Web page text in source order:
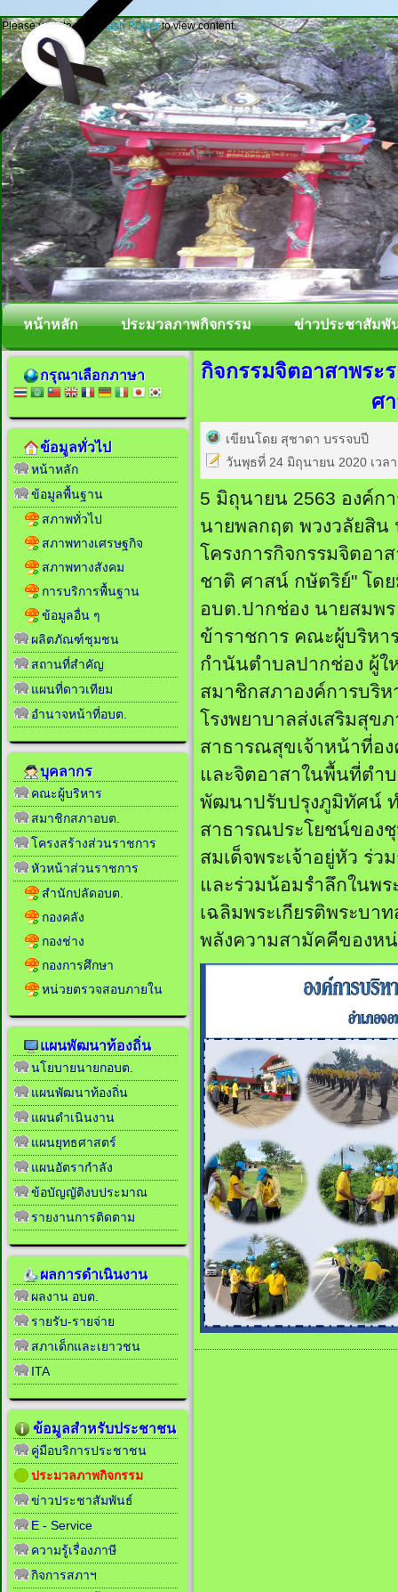
Please update your Flash Playerto view content.
หน้าหลัก ประมวลภาพกิจกรรม ข่าวประชาสัมพั
กิจกรรมจิตอาสาพระ
ศ
เขียนโดย สุชาดา บรรจบปี
วันพุธที่ 24 มิถุนายน 2020 เวล
5 มิถุนายน 2563 องค์ก
นายพลกฤต พวงวลัยสิน
โครงการกิจกรรมจิตอา
ชาติ ศาสน์ กษัตริย์" โด
อบต.ปากช่อง นายสมพ
ข้าราชการ คณะผู้บริหา
กำนันตำบลปากช่อง ผู้
สมาชิกสภาองค์การบริ
โรงพยาบาลส่งเสริมสุข
สาธารณสุขเจ้าหน้าที่อ
และจิตอาสาในพื้นที่ตำ
พัฒนาปรับปรุงภูมิทัศน์
สาธารณประโยชน์ของ
สมเด็จพระเจ้าอยู่หัว ร่
และร่วมน้อมรำลึกในพ
เฉลิมพระเกียรติพระบา
พลังความสามัคคีของห
กรุณาเลือกภาษา
ข้อมูลทั่วไป
หน้าหลัก
ข้อมูลพื้นฐาน
สภาพทั่วไป
สภาพทางเศรษฐกิจ
สภาพทางสังคม
การบริการพื้นฐาน
ข้อมูลอื่น ๆ
ผลิตภัณฑ์ชุมชน
สถานที่สำคัญ
แผนที่ดาวเทียม
อำนาจหน้าที่อบต.
บุคลากร
คณะผู้บริหาร
สมาชิกสภาอบต.
โครงสร้างส่วนราชการ
หัวหน้าส่วนราชการ
สำนักปลัดอบต.
กองคลัง
กองช่าง
กองการศึกษา
หน่วยตรวจสอบภายใน
แผนพัฒนาท้องถิ่น
นโยบายนายกอบต.
แผนพัฒนาท้องถิ่น
แผนดำเนินงาน
แผนยุทธศาสตร์
แผนอัตรากำลัง
ข้อบัญญัติงบประมาณ
รายงานการติดตาม
ผลการดำเนินงาน
ผลงาน อบต.
รายรับ-รายจ่าย
สภาเด็กและเยาวชน
ITA
ข้อมูลสำหรับประชาชน
คู่มือบริการประชาชน
ประมวลภาพกิจกรรม
ข่าวประชาสัมพันธ์
E - Service
ความรู้เรื่องภาษี
กิจการสภาฯ